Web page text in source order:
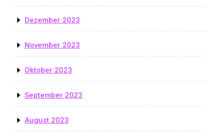
Dezember 2023
November 2023
Oktober 2023
September 2023
August 2023